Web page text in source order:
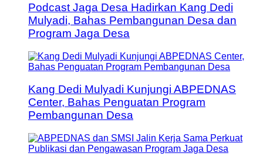
Podcast Jaga Desa Hadirkan Kang Dedi
Mulyadi, Bahas Pembangunan Desa dan
Program Jaga Desa
Kang Dedi Mulyadi Kunjungi ABPEDNAS
Center, Bahas Penguatan Program
Pembangunan Desa